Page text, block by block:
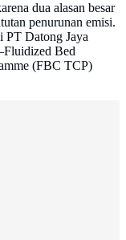
dua alasan besar
penurunan emisi.
PT Datong Jaya
Bed
(FBC TCP)